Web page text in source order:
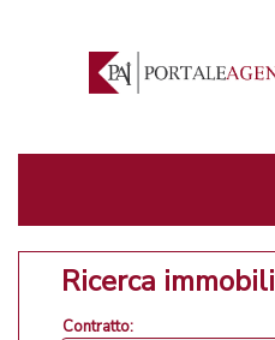
Ricerca immobili
Contratto: